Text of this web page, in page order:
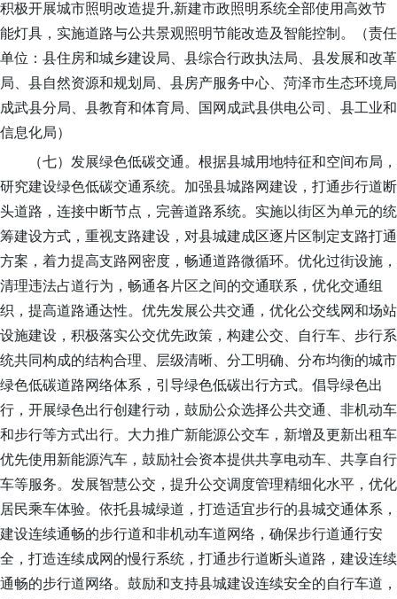
积极开展城市照明改造提升,新建市政照明系统全部使用高效节
能灯具，实施道路与公共景观照明节能改造及智能控制。
（责任
单位：县住房和城乡建设局、 县综合行政执法局
县发展和改革
局 、县自然资源和规划局、县房产服务中心、 菏泽市生态环境局
成武县分局 、县教育和体育局、 国网成武县供电公司、县工业和
信息化局）
（七）发展绿色低碳交通。 根据县城用地特征和空间布局，
研究建设绿色低碳交通系统。加强县城路网建设，打通步行道断
头道路，连接中断节点，完善道路系统。 实施以街区为单元的统
筹建设方式，重视支路建设，对县城建成区逐片区制定支路打通
方案，着力提高支路网密度，畅通道路微循环。 优化过街设施，
清理违法占道行为，畅通各片区之间的交通联系，优化交通组
织，提高道路通达性。优先发展公共交通，优化公交线网和场站
设施建设，积极落实公交优先政策，构建公交、自行车、步行系
统共同构成的结构合理、层级清晰、分工明确、分布均衡的城市
绿色低碳道路网络体系，引导绿色低碳出行方式。 倡导绿色出
行，开展绿色出行创建行动 ， 鼓励公众选择公共交通、非机动车
和步行等方式出行。大力推广新能源公交车，新增及更新出租车
优先使用新能源汽车，鼓励社会资本提供共享电动车、共享自行
车等服务。发展智慧公交，提升公交调度管理精细化水平，优化
居民乘车体验。 依托县城绿道，打造适宜步行的县城交通体系，
建设连续通畅的步行道和非机动车道网络 ，确保步行道通行安
全，打造连续成网的慢行系统，打通步行道断头道路，建设连续
通畅的步行道网络。鼓励和支持县城建设连续安全的自行车道，